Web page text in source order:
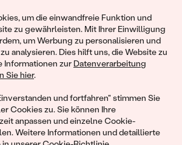
um die einwandfreie Funktion und
zu gewährleisten. Mit Ihrer Einwilligung
um Werbung zu personalisieren und
analysieren. Dies hilft uns, die Website zu
Informationen zur Datenverarbeitung
Sie hier.
und fortfahren" stimmen Sie
Cookies zu. Sie können Ihre
anpassen und einzelne Cookie-
Weitere Informationen und detaillierte